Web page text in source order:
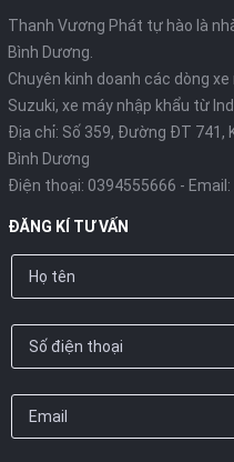
cổng sạc USB
Với dung tích rộng rãi, hộc
Hộc chứa đồ
Thanh Vương Phát tự hào là
Bình Dương.
Chuyên kinh doanh các dòng
Suzuki, xe máy nhập khẩu từ
Địa chỉ: Số 359, Đường ĐT 741,
Bình Dương
Điện thoại: 0394555666 - Email:
ĐĂNG KÍ TƯ VẤN